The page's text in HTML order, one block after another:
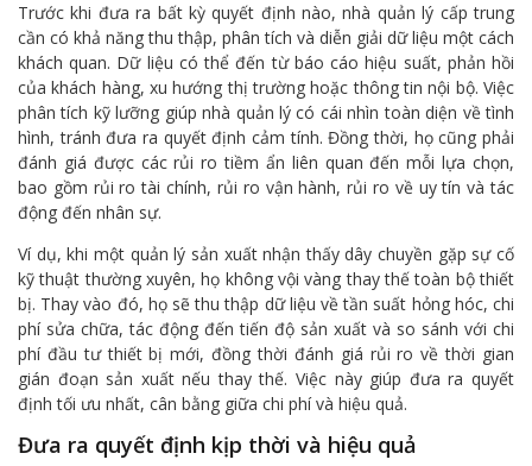
Trước khi đưa ra bất kỳ quyết định nào, nhà quản lý cấp trung
cần có khả năng thu thập, phân tích và diễn giải dữ liệu một cách
khách quan. Dữ liệu có thể đến từ báo cáo hiệu suất, phản hồi
của khách hàng, xu hướng thị trường hoặc thông tin nội bộ. Việc
phân tích kỹ lưỡng giúp nhà quản lý có cái nhìn toàn diện về tình
hình, tránh đưa ra quyết định cảm tính. Đồng thời, họ cũng phải
đánh giá được các rủi ro tiềm ẩn liên quan đến mỗi lựa chọn,
bao gồm rủi ro tài chính, rủi ro vận hành, rủi ro về uy tín và tác
động đến nhân sự.
Ví dụ, khi một quản lý sản xuất nhận thấy dây chuyền gặp sự cố
kỹ thuật thường xuyên, họ không vội vàng thay thế toàn bộ thiết
bị. Thay vào đó, họ sẽ thu thập dữ liệu về tần suất hỏng hóc, chi
phí sửa chữa, tác động đến tiến độ sản xuất và so sánh với chi
phí đầu tư thiết bị mới, đồng thời đánh giá rủi ro về thời gian
gián đoạn sản xuất nếu thay thế. Việc này giúp đưa ra quyết
định tối ưu nhất, cân bằng giữa chi phí và hiệu quả.
Đưa ra quyết định kịp thời và hiệu quả